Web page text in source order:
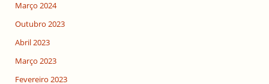
Março 2024
Outubro 2023
Abril 2023
Março 2023
Fevereiro 2023